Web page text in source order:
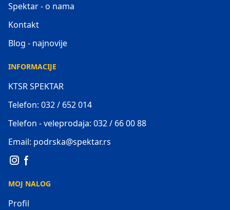
Spektar - o nama
Kontakt
Blog - najnovije
INFORMACIJE
KTSR SPEKTAR
Telefon: 032 / 652 014
Telefon - veleprodaja: 032 / 66 00 88
Email: podrska@spektar.rs
MOJ NALOG
Profil